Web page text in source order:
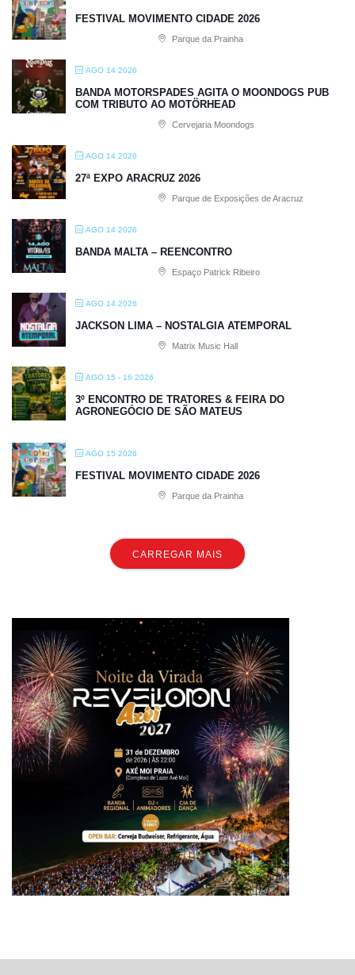
FESTIVAL MOVIMENTO CIDADE 2026
Parque da Prainha
AGO 14 2026
BANDA MOTORSPADES AGITA O MOONDOGS PUB
COM TRIBUTO AO MOTÖRHEAD
Cervejaria Moondogs
AGO 14 2026
27ª EXPO ARACRUZ 2026
Parque de Exposições de Aracruz
AGO 14 2026
BANDA MALTA – REENCONTRO
Espaço Patrick Ribeiro
AGO 14 2026
JACKSON LIMA – NOSTALGIA ATEMPORAL
Matrix Music Hall
AGO 15 - 16 2026
3º ENCONTRO DE TRATORES & FEIRA DO
AGRONEGÓCIO DE SÃO MATEUS
AGO 15 2026
FESTIVAL MOVIMENTO CIDADE 2026
Parque da Prainha
CARREGAR MAIS